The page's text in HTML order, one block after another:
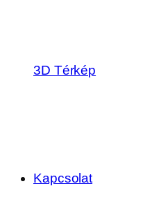
3D Térkép
Kapcsolat